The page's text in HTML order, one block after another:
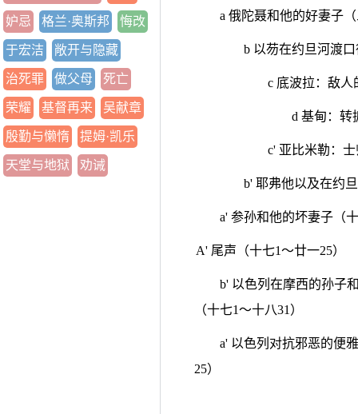
妒忌 格兰·奥斯邦 悔改
于宏洁 敞开与隐藏
治死罪 做父母 死亡
荣耀 基督再来 吴献章
殷勤与懒惰 提姆·凯乐
天堂与地狱 劝诫
a 俄陀聂和他的好妻子
b 以芴在约旦河渡
c 底波拉：敌人
d 基甸：转
c' 亚比米勒：
b' 耶弗他以及在约
a' 参孙和他的坏妻子（
A' 尾声（十七1～廿一25）
b' 以色列在摩西的孙子
（十七1～十八31）
a' 以色列对抗邪恶的便
25）